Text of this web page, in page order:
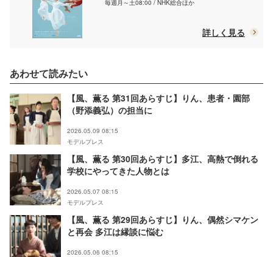
毎週月～土08:00 / NHK総合ほか
詳しく見る
あわせて読みたい
【風、薫る 第31回あらすじ】りん、患者・園部
（野添義弘）の担当に
2026.05.09 08:15
モデルプレス
【風、薫る 第30回あらすじ】多江、高熱で倒れる
学校にやってきた人物とは
2026.05.07 08:15
モデルプレス
【風、薫る 第29回あらすじ】りん、偶然シマケン
と再会 多江は縁談に悩む
2026.05.06 08:15